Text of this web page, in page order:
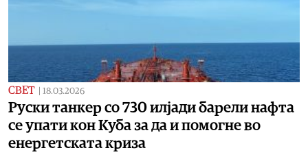
СВЕТ 18.03.2026
Руски танкер со 730 илјади барели нафта
се упати кон Куба за да и помогне во
енергетската криза